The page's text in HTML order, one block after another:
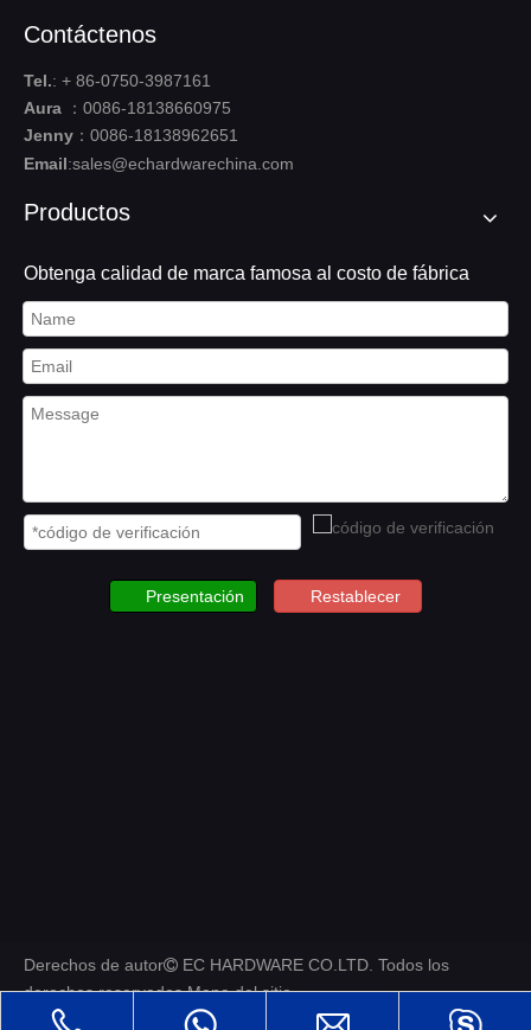
Contáctenos
Tel.: + 86-0750-3987161
Aura ：0086-18138660975
Jenny ：0086-18138962651
Email:sales@echardwarechina.com
Productos
Obtenga calidad de marca famosa al costo de fábrica
Presentación Restablecer
Derechos de autor EC HARDWARE CO.LTD. Todos los
derechos reservados.Mapa del sitio.